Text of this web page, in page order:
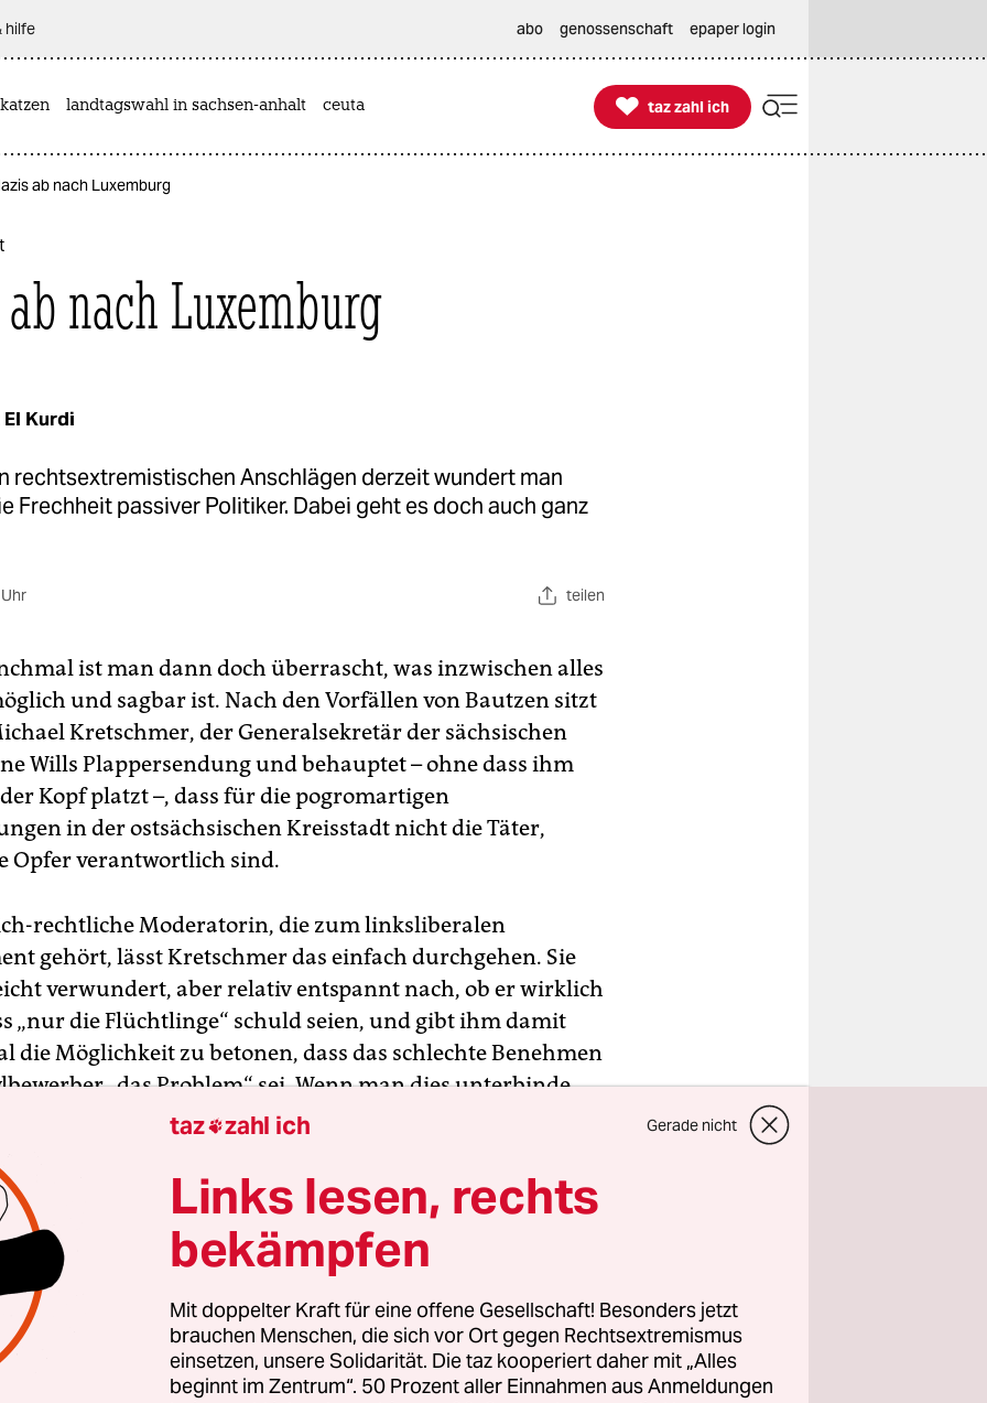
hilfe abo genossenschaft epaper login
katzen landtagswahl in sachsen-anhalt ceuta 
taz zahl ich
taz zahl ich
ab nach Luxemburg
nach Luxemburg
Kurdi
rechtsextremistischen Anschlägen derzeit wundert man
Frechheit passiver Politiker. Dabei geht es doch auch ganz
teilen
ist man dann doch überrascht, was inzwischen alles
und sagbar ist. Nach den Vorfällen von Bautzen sitzt
Kretschmer, der Generalsekretär der sächsischen
Wills Plappersendung und behauptet – ohne dass ihm
Kopf platzt –, dass für die pogromartigen
in der ostsächsischen Kreisstadt nicht die Täter,
Opfer verantwortlich sind.
rechtliche Moderatorin, die zum linksliberalen
gehört, lässt Kretschmer das einfach durchgehen. Sie
verwundert, aber relativ entspannt nach, ob er wirklich
„nur die Flüchtlinge“ schuld seien, und gibt ihm damit
die Möglichkeit zu betonen, dass das schlechte Benehmen
„das Problem“ sei. Wenn man dies unterbinde,
es auch nicht mehr zu solchen Auseinandersetzungen.
taz zahl ich Gerade nicht
Links lesen, rechts
bekämpfen
Mit doppelter Kraft für eine offene Gesellschaft! Besonders jetzt
brauchen Menschen, die sich vor Ort gegen Rechtsextremismus
einsetzen, unsere Solidarität. Die taz kooperiert daher mit „Alles
beginnt im Zentrum“. 50 Prozent aller Einnahmen aus Anmeldungen